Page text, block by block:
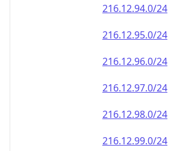
216.12.94.0/24
216.12.95.0/24
216.12.96.0/24
216.12.97.0/24
216.12.98.0/24
216.12.99.0/24